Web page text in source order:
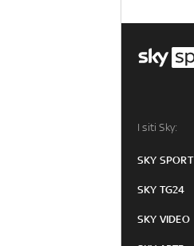
I siti Sky:
SKY SPORT
SKY TG24
SKY VIDEO